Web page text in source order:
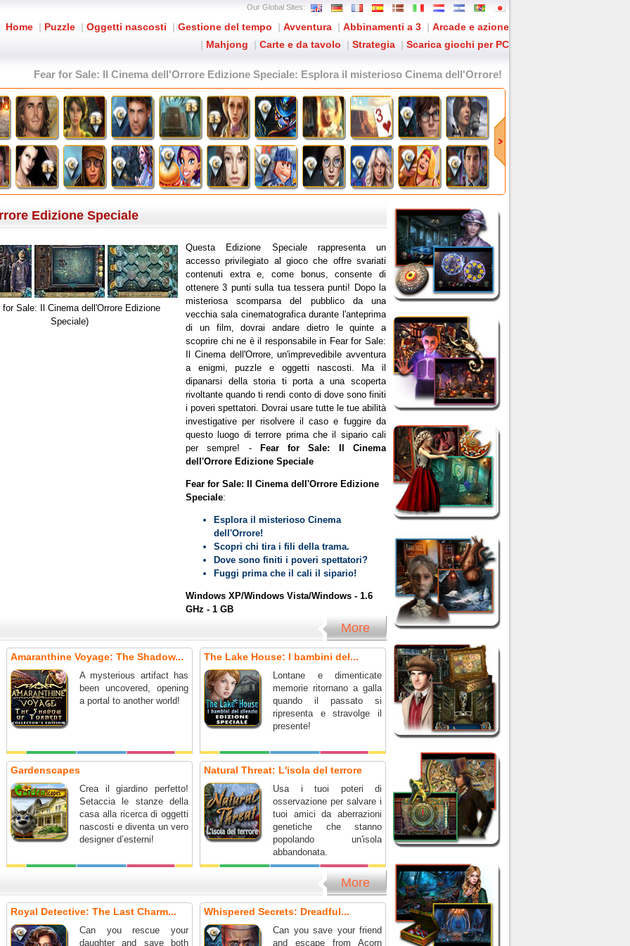
Our Global Sites:
Home | Puzzle | Oggetti nascosti | Gestione del tempo | Avventura | Abbinamenti a 3 | Arcade e azione
| Mahjong | Carte e da tavolo | Strategia | Scarica giochi per PC
Fear for Sale: Il Cinema dell'Orrore Edizione Speciale: Esplora il misterioso Cinema dell'Orrore!
Edizione Speciale
for Sale: Il Cinema dell'Orrore Edizione
Speciale)
Questa Edizione Speciale rappresenta un
accesso privilegiato al gioco che offre svariati
contenuti extra e, come bonus, consente di
ottenere 3 punti sulla tua tessera punti! Dopo la
misteriosa scomparsa del pubblico da una
vecchia sala cinematografica durante l'anteprima
di un film, dovrai andare dietro le quinte a
scoprire chi ne è il responsabile in Fear for Sale:
Il Cinema dell'Orrore, un'imprevedibile avventura
a enigmi, puzzle e oggetti nascosti. Ma il
dipanarsi della storia ti porta a una scoperta
rivoltante quando ti rendi conto di dove sono finiti
i poveri spettatori. Dovrai usare tutte le tue abilità
investigative per risolvere il caso e fuggire da
questo luogo di terrore prima che il sipario cali
per sempre! -
Fear for Sale: Il Cinema
dell'Orrore Edizione Speciale
Fear for Sale: Il Cinema dell'Orrore Edizione
Speciale:
Esplora il misterioso Cinema
dell'Orrore!
Scopri chi tira i fili della trama.
Dove sono finiti i poveri spettatori?
Fuggi prima che il cali il sipario!
Windows XP/Windows Vista/Windows - 1.6
GHz - 1 GB
More
Amaranthine Voyage: The Shadow...
A mysterious artifact has
been uncovered, opening
a portal to another world!
The Lake House: I bambini del...
Lontane e dimenticate
memorie ritornano a galla
quando il passato si
ripresenta e stravolge il
presente!
Gardenscapes
Crea il giardino perfetto!
Setaccia le stanze della
casa alla ricerca di oggetti
nascosti e diventa un vero
designer d’esterni!
Natural Threat: L'isola del terrore
Usa i tuoi poteri di
osservazione per salvare i
tuoi amici da aberrazioni
genetiche che stanno
popolando un'isola
abbandonata.
More
Royal Detective: The Last Charm...
Can you rescue your
daughter and save both
Whispered Secrets: Dreadful...
Can you save your friend
and escape from Acorn